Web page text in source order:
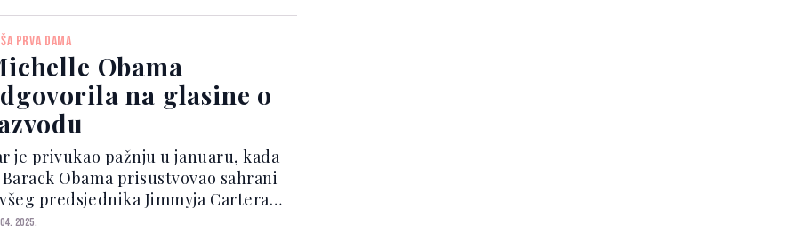
od titule "seoskog imanja"
kuća površin...
PRVA DAMA
Obama
na glasine o
je privukao pažnju u januaru, kada
Obama prisustvovao sahrani
predsjednika Jimmyja Cartera
svoje supruge. Nekoliko dana
2025.